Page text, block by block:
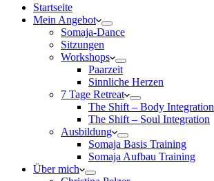
Startseite
Mein Angebot
Somaja-Dance
Sitzungen
Workshops
Paarzeit
Sinnliche Herzen
7 Tage Retreat
The Shift – Body Integration
The Shift – Soul Integration
Ausbildung
Somaja Basis Training
Somaja Aufbau Training
Über mich